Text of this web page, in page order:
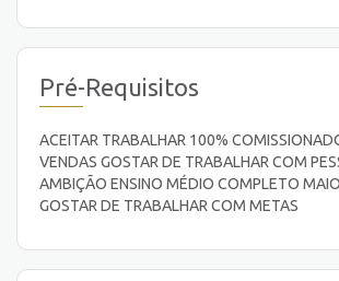
Pré-Requisitos
ACEITAR TRABALHAR 100%
VENDAS GOSTAR DE TRABALHAR COM
AMBIÇÃO ENSINO MÉDIO COMPLETO
GOSTAR DE TRABALHAR COM METAS